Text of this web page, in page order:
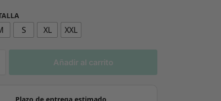
S XL XXL
Añadir al carrito